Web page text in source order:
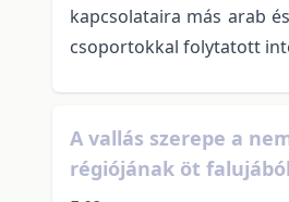
kapcsolataira más arab
csoportokkal folytatott
A vallás szerepe a
régiójának öt falujából